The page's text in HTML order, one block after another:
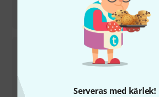
Serveras med kärlek!
EVH 5150 Iconic Series 15-watt 1x10 Combo